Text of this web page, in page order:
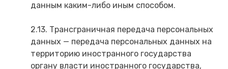
данным каким-либо иным способом.
2.13. Трансграничная передача персональных
данных — передача персональных данных на
территорию иностранного государства
органу власти иностранного государства,